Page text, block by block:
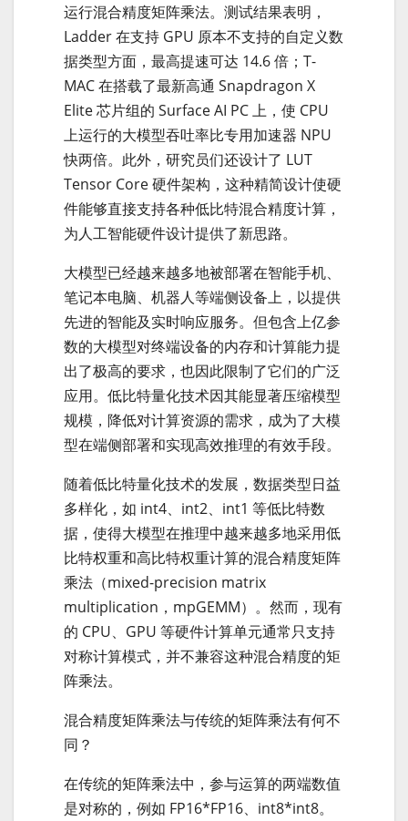
运行混合精度矩阵乘法。测试结果表明，
Ladder 在支持 GPU 原本不支持的自定义数
据类型方面，最高提速可达 14.6 倍；T-
MAC 在搭载了最新高通 Snapdragon X
Elite 芯片组的 Surface AI PC 上，使 CPU
上运行的大模型吞吐率比专用加速器 NPU
快两倍。此外，研究员们还设计了 LUT
Tensor Core 硬件架构，这种精简设计使硬
件能够直接支持各种低比特混合精度计算，
为人工智能硬件设计提供了新思路。
大模型已经越来越多地被部署在智能手机、
笔记本电脑、机器人等端侧设备上，以提供
先进的智能及实时响应服务。但包含上亿参
数的大模型对终端设备的内存和计算能力提
出了极高的要求，也因此限制了它们的广泛
应用。低比特量化技术因其能显著压缩模型
规模，降低对计算资源的需求，成为了大模
型在端侧部署和实现高效推理的有效手段。
随着低比特量化技术的发展，数据类型日益
多样化，如 int4、int2、int1 等低比特数
据，使得大模型在推理中越来越多地采用低
比特权重和高比特权重计算的混合精度矩阵
乘法（mixed-precision matrix
multiplication，mpGEMM）。然而，现有
的 CPU、GPU 等硬件计算单元通常只支持
对称计算模式，并不兼容这种混合精度的矩
阵乘法。
混合精度矩阵乘法与传统的矩阵乘法有何不
同？
在传统的矩阵乘法中，参与运算的两端数值
是对称的，例如 FP16*FP16、int8*int8。